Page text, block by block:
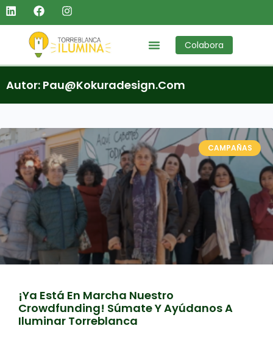
Colabora
Autor: Pau@kokuradesign.com
CAMPAÑAS
¡Ya Está En Marcha Nuestro
Crowdfunding! Súmate Y Ayúdanos A
Iluminar Torreblanca